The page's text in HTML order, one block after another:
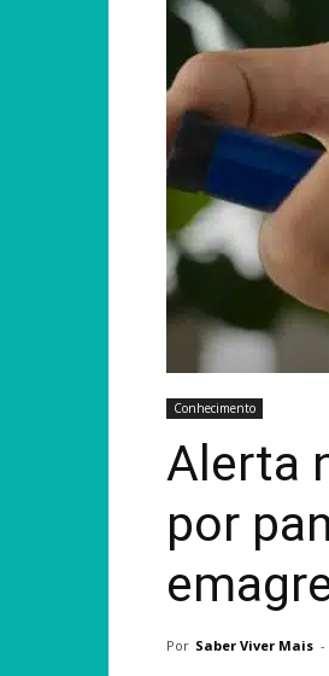
Conhecimento
Alerta
por
Por Saber Viver Mais -